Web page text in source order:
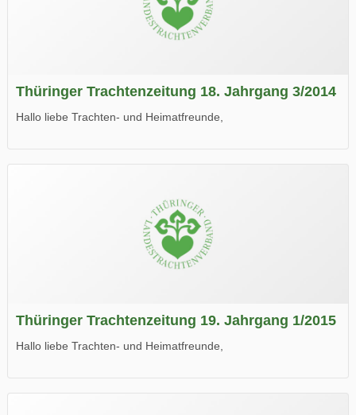
Thüringer Trachtenzeitung 18. Jahrgang 3/2014
Hallo liebe Trachten- und Heimatfreunde,
Wir wünschen Euch viel Spaß beim Lesen.
Thüringer Trachtenzeitung 19. Jahrgang 1/2015
Hallo liebe Trachten- und Heimatfreunde,
Wir wünschen Euch viel Spaß beim Lesen.